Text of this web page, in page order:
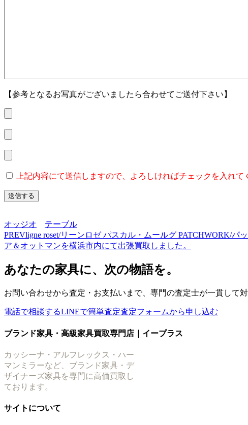
【参考となるお写真がございましたら合わせてご送付下さい】
上記内容にて送信しますので、よろしければチェックを入れて
オッジオ
テーブル
PREVligne roset/リーンロゼ パスカル・ムールグ PATCHWORK/
ア＆オットマンを横浜市内にて出張買取しました。
あなたの家具に、次の物語を。
お問い合わせから査定・お支払いまで、専門の査定士が一貫して対
電話で相談するLINEで簡単査定査定フォームから申し込む
ブランド家具・高級家具買取専門店｜イープラス
カッシーナ・アルフレックス・ハー
マンミラーなど、ブランド家具・デ
ザイナーズ家具を専門に高価買取し
ております。
サイトについて